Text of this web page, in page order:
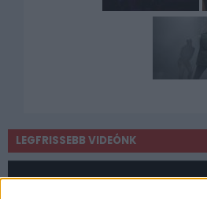
LEGFRISSEBB VIDEÓNK